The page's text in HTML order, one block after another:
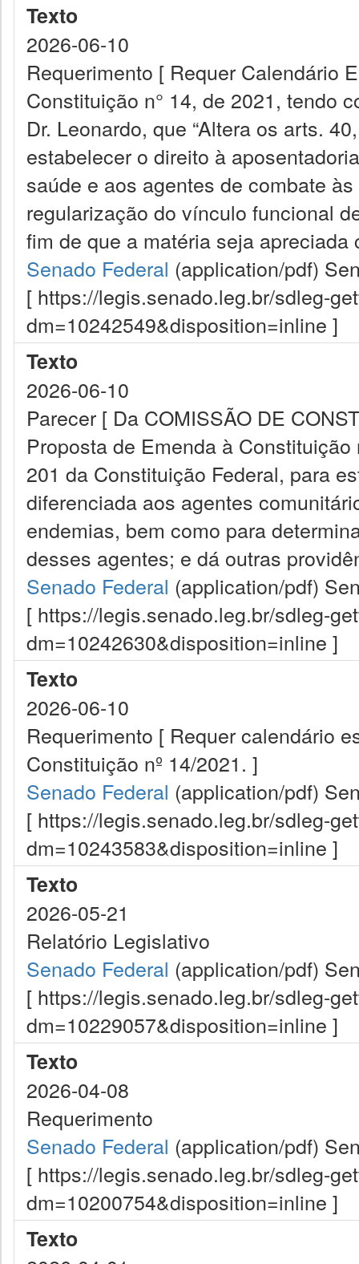
Texto
2026-06-10
Requerimento [ Requer Calendário
Constituição n° 14, de 2021, tendo
Dr. Leonardo, que “Altera os arts.
estabelecer o direito à
saúde e aos agentes de combate
regularização do vínculo funcional
fim de que a matéria seja apreciada
Senado Federal (application/pdf)
[ https://legis.senado.leg.br/sdleg-
dm=10242549&disposition=inline ]
Texto
2026-06-10
Parecer [ Da COMISSÃO DE
Proposta de Emenda à
201 da Constituição Federal, para
diferenciada aos agentes
endemias, bem como para
desses agentes; e dá outras
Senado Federal (application/pdf)
[ https://legis.senado.leg.br/sdleg-
dm=10242630&disposition=inline ]
Texto
2026-06-10
Requerimento [ Requer calendário
Constituição nº 14/2021. ]
Senado Federal (application/pdf)
[ https://legis.senado.leg.br/sdleg-
dm=10243583&disposition=inline ]
Texto
2026-05-21
Relatório Legislativo
Senado Federal (application/pdf)
[ https://legis.senado.leg.br/sdleg-
dm=10229057&disposition=inline ]
Texto
2026-04-08
Requerimento
Senado Federal (application/pdf)
[ https://legis.senado.leg.br/sdleg-
dm=10200754&disposition=inline ]
Texto